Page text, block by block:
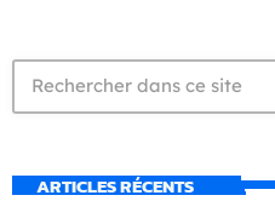
ARTICLES RÉCENTS